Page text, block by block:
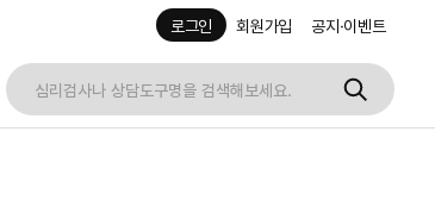
로그인 회원가입 공지·이벤트